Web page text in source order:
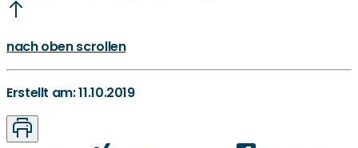
nach oben scrollen
Erstellt am: 11.10.2019